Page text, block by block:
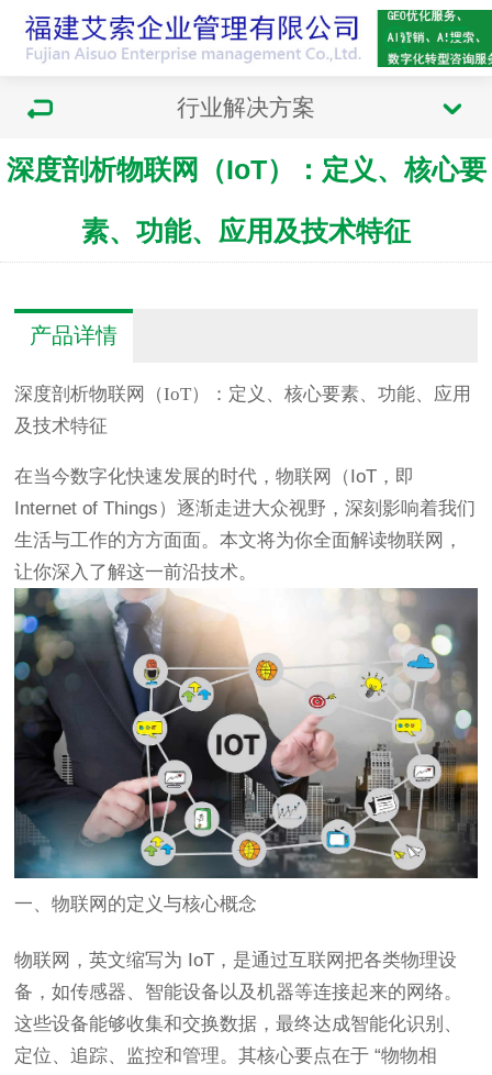
行业解决方案
深度剖析物联网（IoT）：定义、核心要
素、功能、应用及技术特征
产品详情
深度剖析物联网（IoT）：定义、核心要素、功能、应用
及技术特征
在当今数字化快速发展的时代，物联网（IoT，即
Internet of Things）逐渐走进大众视野，深刻影响着我们
生活与工作的方方面面。本文将为你全面解读物联网，
让你深入了解这一前沿技术。
一、物联网的定义与核心概念
物联网，英文缩写为 IoT，是通过互联网把各类物理设
备，如传感器、智能设备以及机器等连接起来的网络。
这些设备能够收集和交换数据，最终达成智能化识别、
定位、追踪、监控和管理。其核心要点在于 “物物相